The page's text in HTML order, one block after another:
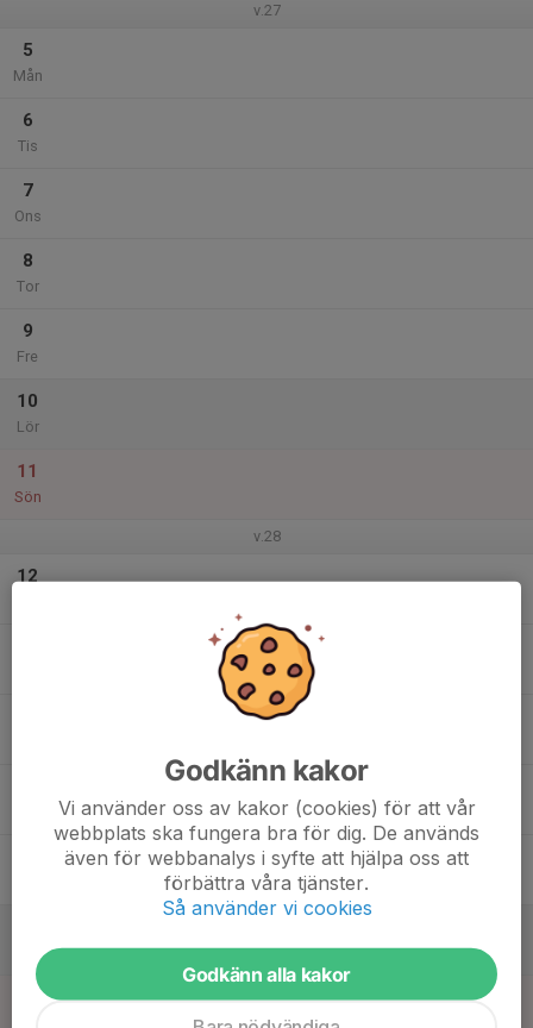
v.27
5
Mån
6
Tis
7
Ons
8
Tor
9
Fre
10
Lör
11
Sön
v.28
12
Godkänn kakor
Vi använder oss av kakor (cookies) för att vår
webbplats ska fungera bra för dig. De används
även för webbanalys i syfte att hjälpa oss att
förbättra våra tjänster.
Så använder vi cookies
Godkänn alla kakor